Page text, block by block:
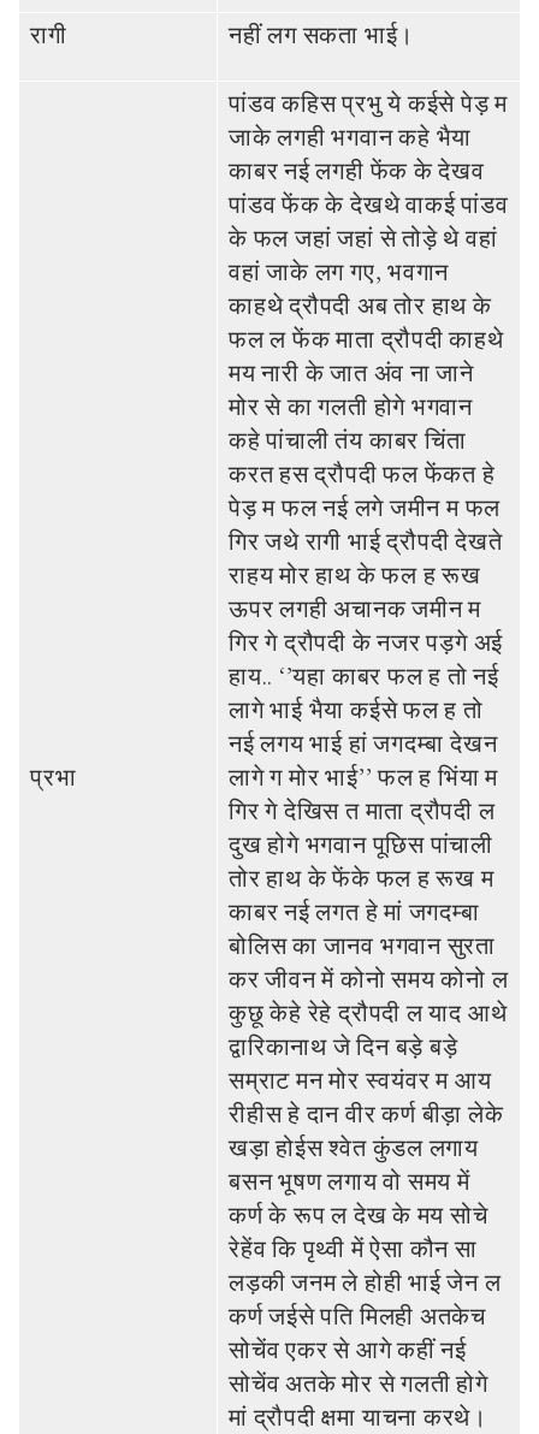
रागी नहीं लग सकता भाई।
प्रभा
पांडव कहिस प्रभु ये कईसे पेड़ म
जाके लगही भगवान कहे भैया
काबर नई लगही फेंक के देखव
पांडव फेंक के देखथे वाकई पांडव
के फल जहां जहां से तोड़े थे वहां
वहां जाके लग गए, भवगान
काहथे द्रौपदी अब तोर हाथ के
फल ल फेंक माता द्रौपदी काहथे
मय नारी के जात अंव ना जाने
मोर से का गलती होगे भगवान
कहे पांचाली तंय काबर चिंता
करत हस द्रौपदी फल फेंकत हे
पेड़ म फल नई लगे जमीन म फल
गिर जथे रागी भाई द्रौपदी देखते
राहय मोर हाथ के फल ह रूख
ऊपर लगही अचानक जमीन म
गिर गे द्रौपदी के नजर पड़गे अई
हाय.. ‘’यहा काबर फल ह तो नई
लागे भाई भैया कईसे फल ह तो
नई लगय भाई हां जगदम्‍बा देखन
लागे ग मोर भाई’’ फल ह भिंया म
गिर गे देखिस त माता द्रौपदी ल
दुख होगे भगवान पूछिस पांचाली
तोर हाथ के फेंके फल ह रूख म
काबर नई लगत हे मां जगदम्‍बा
बोलिस का जानव भगवान सुरता
कर जीवन में कोनो समय कोनो ल
कुछू केहे रेहे द्रौपदी ल याद आथे
द्वारिकानाथ जे दिन बड़े बड़े
सम्राट मन मोर स्‍वयंवर म आय
रीहीस हे दान वीर कर्ण बीड़ा लेके
खड़ा होईस श्‍वेत कुंडल लगाय
बसन भूषण लगाय वो समय में
कर्ण के रूप ल देख के मय सोचे
रेहेंव कि पृथ्‍वी में ऐसा कौन सा
लड़की जनम ले होही भाई जेन ल
कर्ण जईसे पति मिलही अतकेच
सोचेंव एकर से आगे कहीं नई
सोचेंव अतके मोर से गलती होगे
मां द्रौपदी क्षमा याचना करथे।